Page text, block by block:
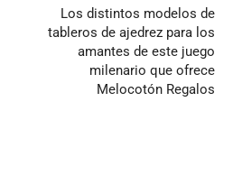
Los distintos modelos de
tableros de ajedrez para los
amantes de este juego
milenario que ofrece
Melocotón Regalos